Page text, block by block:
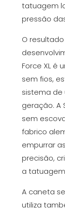
tatuagem
pressão
O
Force XL é
sem fios,
sistema de
geração. A
sem
fabrico
empurrar
precisão,
a
A caneta
utiliza